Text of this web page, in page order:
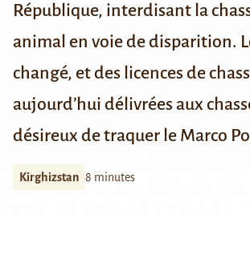
République, interdisant la
animal en voie de disparition.
changé, et des licences de
aujourd’hui délivrées aux
désireux de traquer le Marco
Kirghizstan 8 minutes